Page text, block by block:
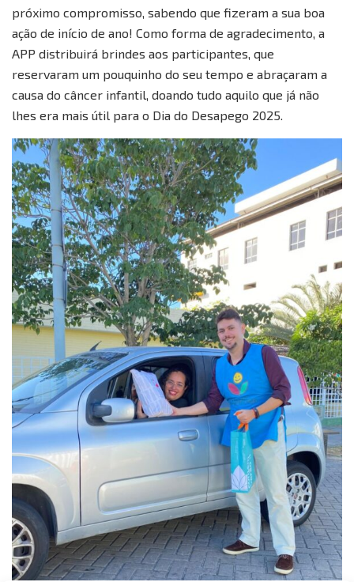
próximo compromisso, sabendo que fizeram a sua boa
ação de início de ano! Como forma de agradecimento, a
APP distribuirá brindes aos participantes, que
reservaram um pouquinho do seu tempo e abraçaram a
causa do câncer infantil, doando tudo aquilo que já não
lhes era mais útil para o Dia do Desapego 2025.